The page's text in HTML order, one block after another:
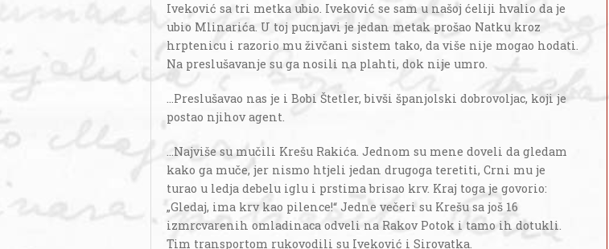
Iveković sa tri metka ubio. Iveković se sam u našoj ćeliji hvalio da je
ubio Mlinarića. U toj pucnjavi je jedan metak prošao Natku kroz
hrptenicu i razorio mu živčani sistem tako, da više nije mogao hodati.
Na preslušavanje su ga nosili na plahti, dok nije umro.
...Preslušavao nas je i Bobi Štetler, bivši španjolski dobrovoljac, koji je
postao njihov agent.
...Najviše su mučili Krešu Rakića. Jednom su mene doveli da gledam
kako ga muče, jer nismo htjeli jedan drugoga teretiti, Crni mu je
turao u ledja debelu iglu i prstima brisao krv. Kraj toga je govorio:
„Gledaj, ima krv kao pilence!“ Jedne večeri su Krešu sa još 16
izmrcvarenih omladinaca odveli na Rakov Potok i tamo ih dotukli.
Tim transportom rukovodili su Iveković i Sirovatka.